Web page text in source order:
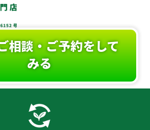
相談・ご予約をして
みる